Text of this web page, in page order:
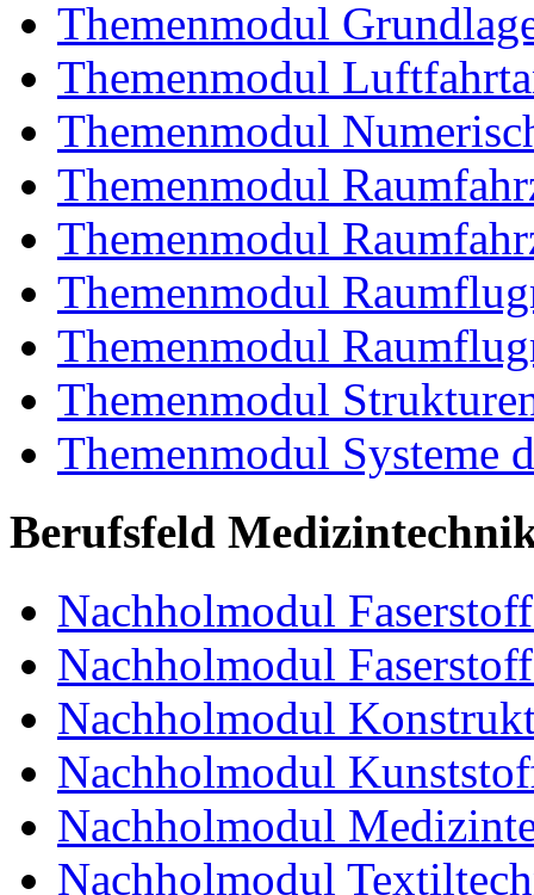
Themenmodul
Themenmodul
Themenmodul
Themenmodul
Themenmodul
Themenmodul
Themenmodul
Themenmodul
Themenmodul Systeme
Berufsfeld
Nachholmodul
Nachholmodul
Nachholmodul
Nachholmodul
Nachholmodul
Nachholmodul